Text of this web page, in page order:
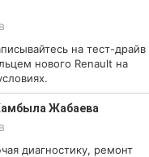
на тест-драйв
нового Renault на
Жабаева
диагностику, ремонт